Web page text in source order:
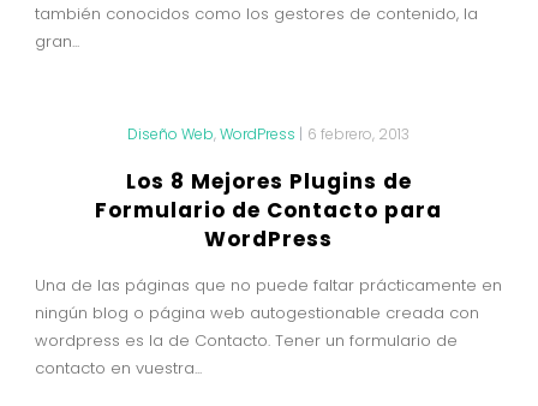
también conocidos como los gestores de contenido, la
gran...
Diseño Web,WordPress | 6 febrero, 2013
Los 8 Mejores Plugins de
Formulario de Contacto para
WordPress
Una de las páginas que no puede faltar prácticamente en
ningún blog o página web autogestionable creada con
wordpress es la de Contacto. Tener un formulario de
contacto en vuestra...